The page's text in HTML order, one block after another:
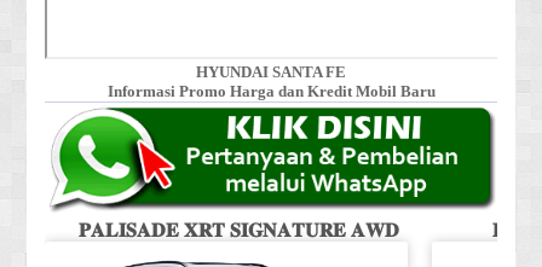
HYUNDAI SANTA FE
Informasi Promo Harga dan Kredit Mobil Baru
𝐏𝐀𝐋𝐈𝐒𝐀𝐃𝐄 𝐗𝐑𝐓 𝐒𝐈𝐆𝐍𝐀𝐓𝐔𝐑𝐄 𝐀𝐖𝐃